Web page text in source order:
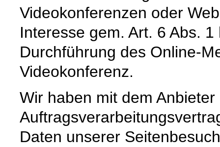
Videokonferenzen oder
Interesse gem. Art. 6 Abs.
Durchführung des Online-
Videokonferenz.
Wir haben mit dem Anbieter
Daten unserer